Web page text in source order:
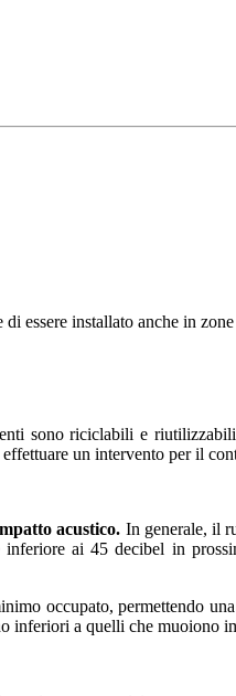
essere installato anche in
sono riciclabili e
un intervento per il
acustico. In generale, il
ai 45 decibel in
occupato, permettendo
inferiori a quelli che muoiono